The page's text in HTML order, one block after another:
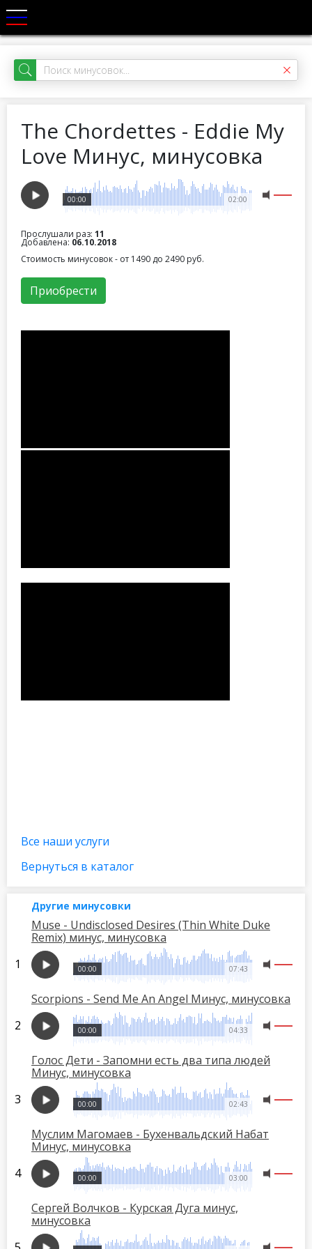
The Chordettes - Eddie My
Love Минус, минусовка
02:00
00:00
Прослушали раз: 11
Добавлена: 06.10.2018
Стоимость минусовок - от 1490 до 2490 руб.
Приобрести
Все наши услуги
Вернуться в каталог
Другие минусовки
Muse - Undisclosed Desires (Thin White Duke
Remix) минус, минусовка
07:43
00:00
Scorpions - Send Me An Angel Минус, минусовка
04:33
00:00
Голос Дети - Запомни есть два типа людей
Минус, минусовка
02:43
00:00
Муслим Магомаев - Бухенвальдский Набат
Минус, минусовка
03:00
00:00
Сергей Волчков - Курская Дуга минус,
минусовка